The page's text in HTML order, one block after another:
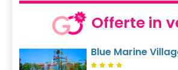
Offerte in
Blue Marine